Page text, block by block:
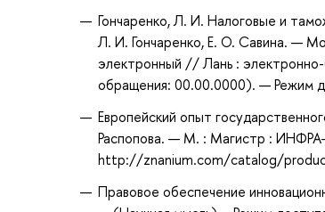
Гончаренко, Л. И. Налоговые и
Л. И. Гончаренко, Е. О. Савина. —
электронный // Лань :
обращения: 00.00.0000). — Режим
Европейский опыт
Распопова. — М. : Магистр :
http://znanium.com/catalog/
Правовое обеспечение